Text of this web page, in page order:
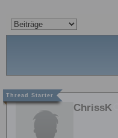
ChrissK